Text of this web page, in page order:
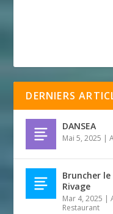
DERNIERS
DANSEA
Mai 5, 2025 |
Bruncher
Rivage
Mar 4, 2025 |
Restaurant